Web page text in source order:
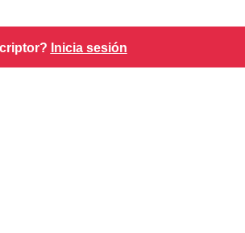
Inicia sesión